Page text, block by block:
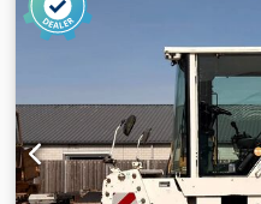
god Optisk stand: god Pris:
JBB00645 Kontakt Ernst